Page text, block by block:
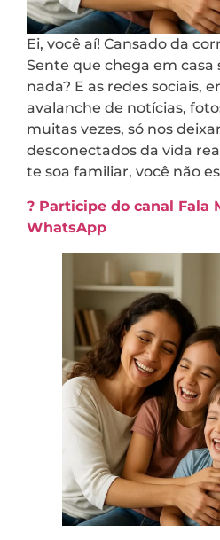
Ei, você aí! Cansado da
Sente que chega em casa
nada? E as redes sociais,
avalanche de notícias,
muitas vezes, só nos
desconectados da vida
te soa familiar, você não
? Participe do canal Fala
WhatsApp